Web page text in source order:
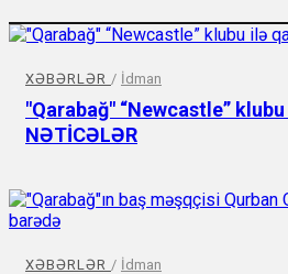
XƏBƏRLƏR / İdman
"Qarabağ" “Newcastle”
NƏTİCƏLƏR
XƏBƏRLƏR / İdman